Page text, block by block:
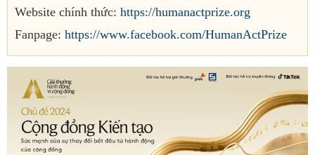
Website chính thức: https://humanactprize.org
Fanpage: https://www.facebook.com/HumanActPrize